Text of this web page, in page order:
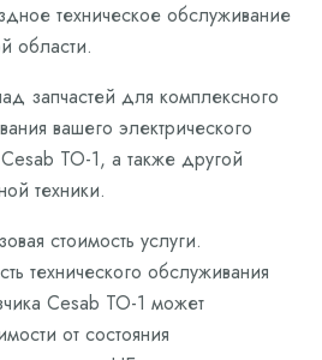
техническое обслуживание
области.
запчастей для комплексного
вашего электрического
ТО-1, а также другой
техники.
стоимость услуги.
технического обслуживания
Cesab ТО-1 может
от состояния